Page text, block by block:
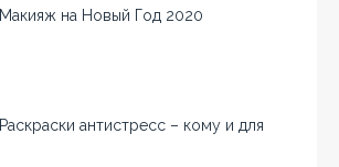
Макияж на Новый Год 2020
Раскраски антистресс – кому и для